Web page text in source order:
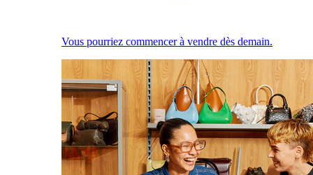
Vous pourriez commencer à vendre dès demain.